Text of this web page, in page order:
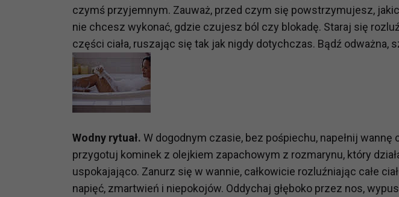
czymś przyjemnym. Zauważ, przed czym się powstrzymujesz,
nie chcesz wykonać, gdzie czujesz ból czy blokadę. Staraj się
części ciała, ruszając się tak jak nigdy dotychczas. Bądź odważna,
Wodny rytuał. W dogodnym czasie, bez pośpiechu, napełnij wannę
przygotuj kominek z olejkiem zapachowym z rozmarynu, który
uspokajająco. Zanurz się w wannie, całkowicie rozluźniając całe
napięć, zmartwień i niepokojów. Oddychaj głęboko przez nos,